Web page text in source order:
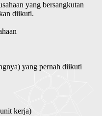
yang bersangkutan
diikuti.
yang pernah diikuti
kerja)